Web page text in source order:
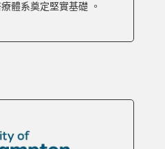
體系奠定堅實基礎 。